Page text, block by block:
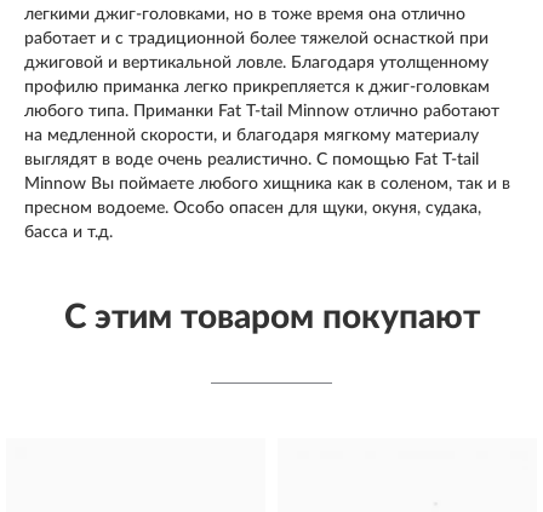
легкими джиг-головками, но в тоже время она отлично
работает и с традиционной более тяжелой оснасткой при
джиговой и вертикальной ловле. Благодаря утолщенному
профилю приманка легко прикрепляется к джиг-головкам
любого типа. Приманки Fat T-tail Minnow отлично работают
на медленной скорости, и благодаря мягкому материалу
выглядят в воде очень реалистично. С помощью Fat T-tail
Minnow Вы поймаете любого хищника как в соленом, так и в
пресном водоеме. Особо опасен для щуки, окуня, судака,
басса и т.д.
С этим товаром покупают